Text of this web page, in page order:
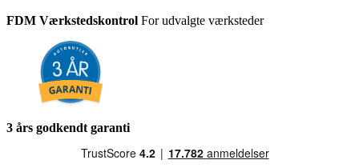
FDM Værkstedskontrol For udvalgte værksteder
3 års godkendt garanti